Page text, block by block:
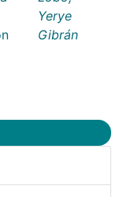
Yerye
Gibrán